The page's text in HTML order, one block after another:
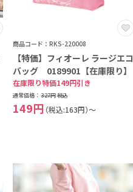
商品コード：RKS-220008
【特価】フィオーレ ラージエコ
バッグ 0189901【在庫限り】
在庫限り特価149円引き
通常価格： 327円税込
149円 （税込:163円）～